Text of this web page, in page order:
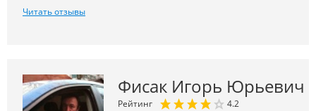
Читать отзывы
Фисак Игорь Юрьевич
Рейтинг
4.2